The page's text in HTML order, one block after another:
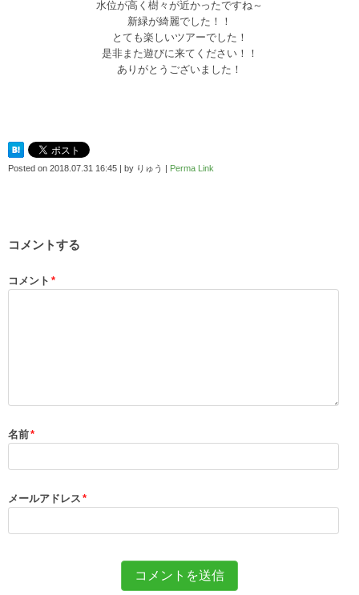
水位が高く樹々が近かったですね～
新緑が綺麗でした！！
とても楽しいツアーでした！
是非また遊びに来てください！！
ありがとうございました！
Posted on 2018.07.31 16:45 | by りゅう | Perma Link
コメントする
コメント *
名前*
メールアドレス *